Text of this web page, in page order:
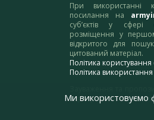
При використанні
посилання на
суб’єктів у сфері
розміщення у
відкритого для
цитований матеріал.
Політика
Політика
адресу:
Ми використовуємо